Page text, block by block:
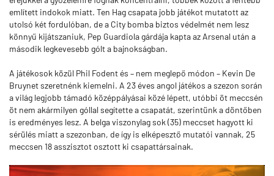
említett indokok miatt. Ten Hag csapata jobb játékot mutatott az
utolsó két fordulóban, de a City bomba biztos védelmét nem lesz
könnyű kijátszaniuk, Pep Guardiola gárdája kapta az Arsenal után a
második legkevesebb gólt a bajnokságban.
A játékosok közül Phil Fodent és – nem meglepő módon – Kevin De
Bruynet szeretnénk kiemelni. A 23 éves angol játékos a szezon során
a világ legjobb támadó középpályásai közé lépett, utóbbi öt meccsén
öt nem akármilyen góllal segítette a csapatát, szerintünk a döntőben
is eredményes lesz. A belga viszonylag sok (35) meccset hagyott ki
sérülés miatt a szezonban, de így is elképesztő mutatói vannak, 25
meccsen 18 asszisztot osztott ki csapattársainak.